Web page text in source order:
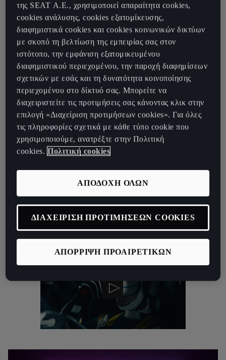
Η δέσμευσή μας στο να πηγαίνουμε διαρκώς τη μάρκα CUPRA
στο επόμενο επίπεδο μας έχει κάνει να μην πατάμε ποτέ το pause
σε νέες κυκλοφορίες και εμπειρίες για το κοινό μας.
Κατά την 4η επέτειο, μόλις παρουσιάσαμε την εμπειρία CUPRAx2,
μια εμπειρία αγώνων όπως καμία άλλη, επειδή οι αγώνες
αποτελούν μέρος του DNA της CUPRA. Καθώς πολλοί δεν είχαν
την ευκαιρία να βιώσουν την αξέχαστη αίσθηση οδήγησης ενός
αγωνιστικού αυτοκινήτου, η CUPRA στρέφεται στον εικονικό
κόσμο για να την προσφέρει.
Σχεδιάσαμε την πρώτη εμπειρία που υπερβαίνει τα όρια του
φυσικού κόσμου. Η ιδέα ξεκίνησε από το πάθος μας για τους
αγώνες και επιδιώκει να δώσει σε όλους την ευκαιρία να νιώσουν
τη συγκίνηση της οδήγησης στην πίστα. Τα πάντα σχετικά με την
εμπειρία θα είναι εικονικά, αλλά η γνήσια έξαψη που τη συνοδεύει
θα είναι εντελώς πραγματική. Το αποκαλούμε εμπειρία CUPRAx2,
όπου το πλήρως ηλεκτρικό UrbanRebel θα είναι το αυτοκίνητο
που θα σας προσφέρει ένα νέο τρόπο να βιώνετε το
συναίσθημα του αγώνα.
της SEAT Α.Ε., χρησιμοποιεί απαραίτητα cookies,
cookies ανάλυσης, cookies εξατομίκευσης,
διαφημιστικά cookies και cookies κοινωνικών δικτύων
με σκοπό τη βελτίωση της εμπειρίας σας στον
ιστότοπο, την εμφάνιση εξατομικευμένου
διαφημιστικού περιεχομένου, την παροχή διαφημίσεων
σχετικών με εσάς και τη δυνατότητα κοινοποίησης
περιεχομένου στο δίκτυό σας. Μπορείτε να
διαχειριστείτε τις προτιμήσεις σας κάνοντας κλικ στην
επιλογή «Διαχείριση προτιμήσεων cookies». Για όλες
τις πληροφορίες σχετικά με κάθε τύπο cookie που
χρησιμοποιούμε, ανατρέξτε στην Πολιτική
cookies. Πολιτική cookies
ΑΠΟΡΡΙΨΗ ΠΡΟΑΙΡΕΤΙΚΩΝ
ΑΠΟΔΟΧΗ ΟΛΩΝ
ΔΙΑΧΕΙΡΙΣΗ ΠΡΟΤΙΜΗΣΕΩΝ COOKIES